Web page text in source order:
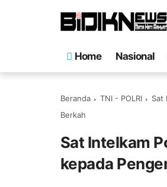
Home Nasional
Beranda TNI - POLRI
Sat
Berkah
Sat Intelkam
kepada